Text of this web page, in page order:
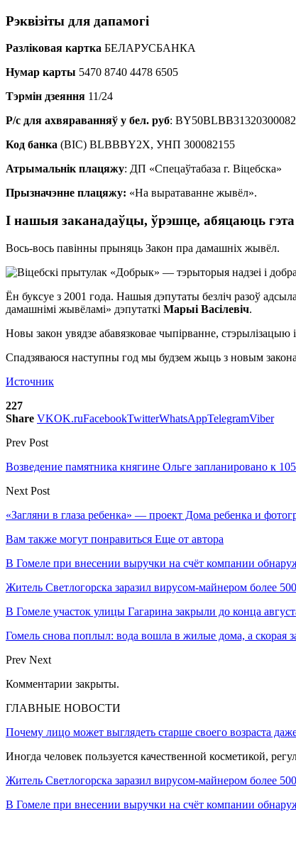
Рэквізіты для дапамогі
Разліковая картка БЕЛАРУСБАНКА
Нумар карты 5470 8740 4478 6505
Тэрмін дзеяння 11/24
Р/с для ахвяраванняў у бел. руб:
Код банка (BIC) BLBBBY2X, УНП 300082155
Атрымальнік плацяжу: ДП «Спецаўтабаза г. Віцебска»
Прызначэнне плацяжу: «На выратаванне жывёл».
І нашыя заканадаўцы, ўрэшце, абяцаюць гэта
Вось-вось павінны прыняць Закон пра дамашніх жывёл.
Ён буксуе з 2001 года. Нашыя дэпутаты безліч разоў
дамашнімі жывёламі» дэпутаткі Марыі Васілевіч.
Новы закон увядзе абавязковае чыпірванне,
Спадзяваюся наступны год мы будзем жыць з новым
Источник
227
Share VKOK.ruFacebookTwitterWhatsAppTelegramViber
Prev Post
Возведение памятника княгине Ольге запланировано к
Next Post
«Загляни в глаза ребенка» — проект Дома ребенка и
Вам также могут понравиться Еще от автора
В Гомеле при внесении выручки на счёт компании
Житель Светлогорска заразил вирусом-майнером более
В Гомеле участок улицы Гагарина закрыли до конца
Гомель снова поплыл: вода вошла в жилые дома, а скорая
Prev Next
Комментарии закрыты.
ГЛАВНЫЕ НОВОСТИ
Почему лицо может выглядеть старше своего возраста
Иногда человек пользуется качественной косметикой,
Житель Светлогорска заразил вирусом-майнером более
В Гомеле при внесении выручки на счёт компании